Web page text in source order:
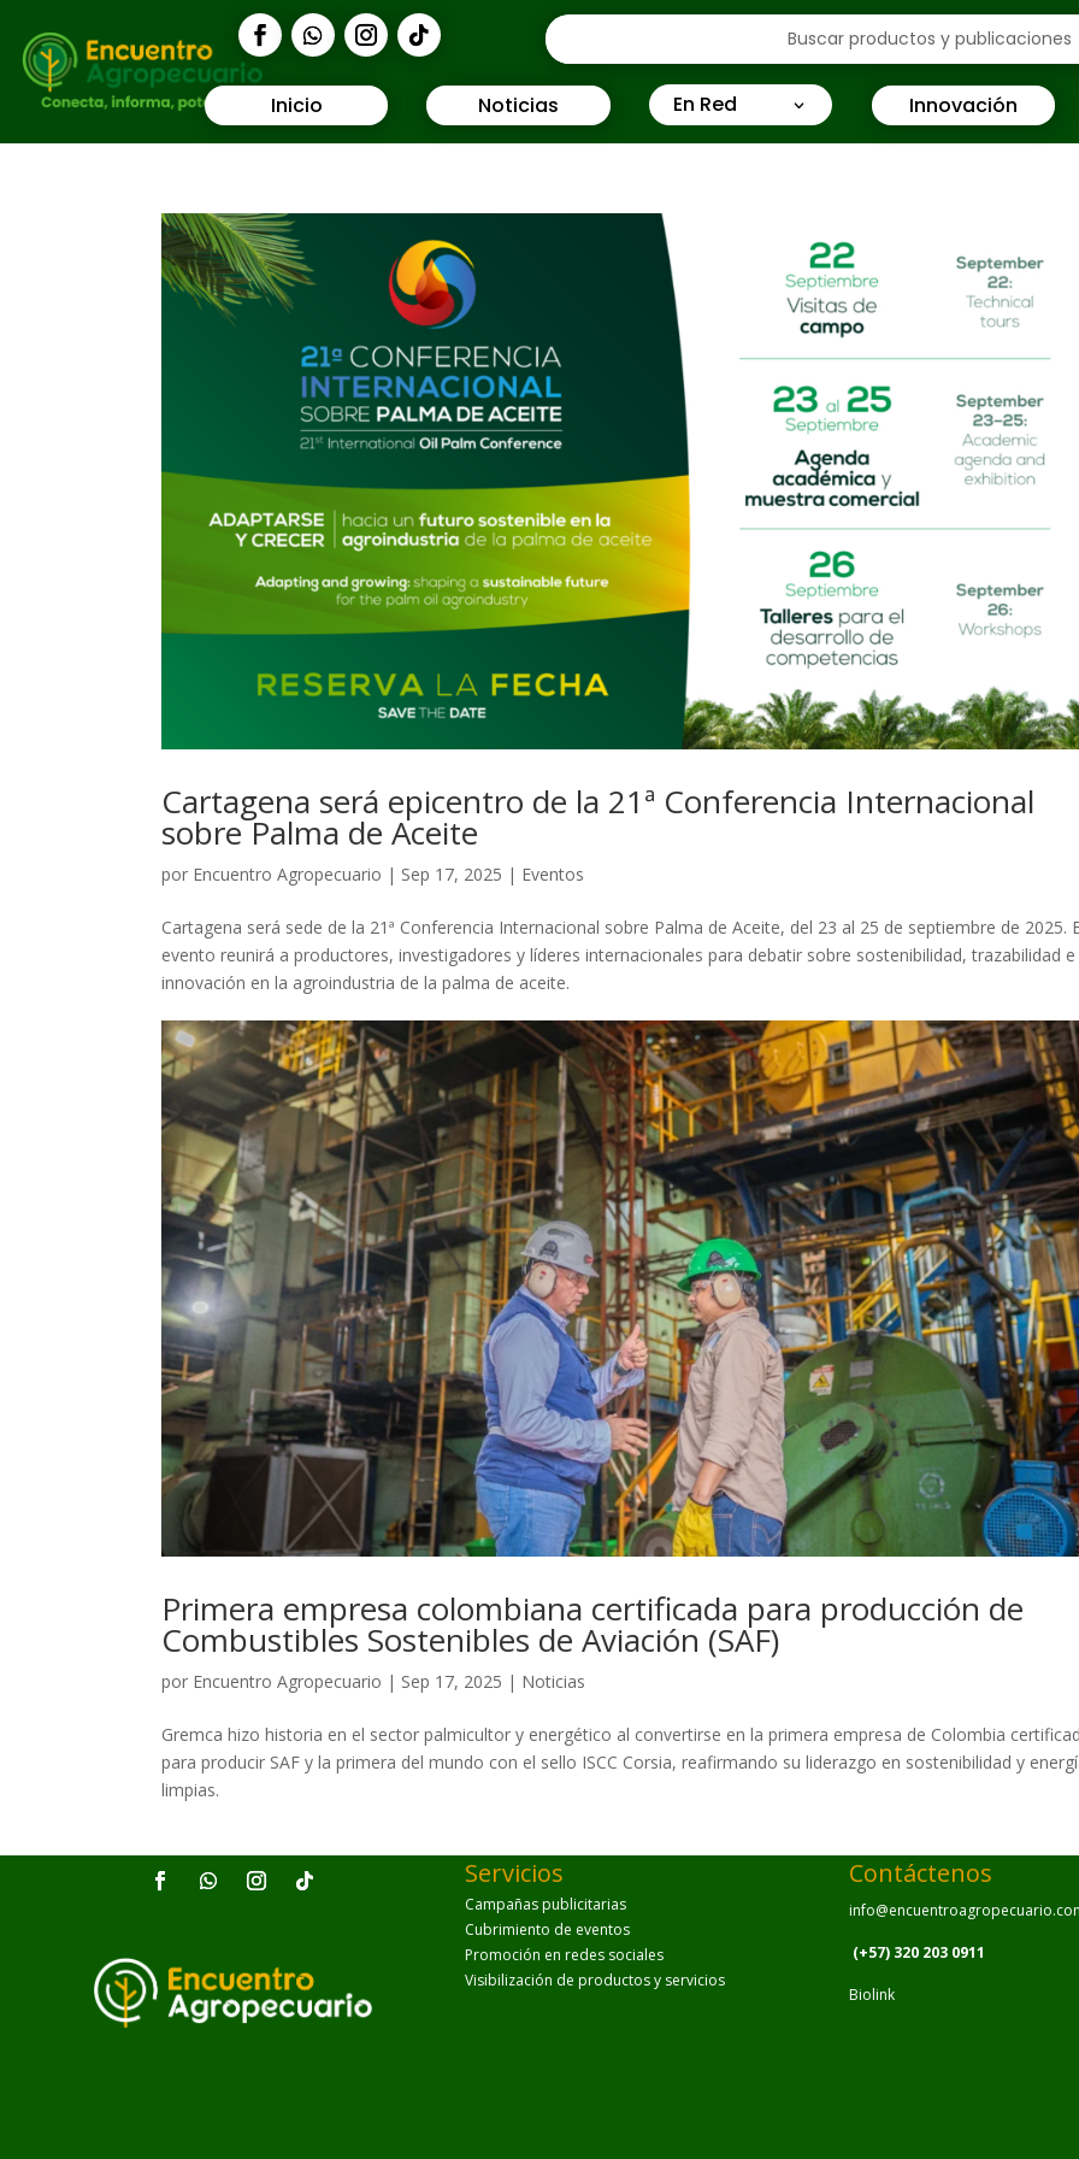
Inicio Noticias En Red Innovación
Cartagena será epicentro de la 21ª Conferencia Internacional
sobre Palma de Aceite
por Encuentro Agropecuario | Sep 17, 2025 | Eventos
Cartagena será sede de la 21ª Conferencia Internacional sobre Palma de Aceite, del 23 al 25 de septiembre de 2025.
evento reunirá a productores, investigadores y líderes internacionales para debatir sobre sostenibilidad, trazabilidad e
innovación en la agroindustria de la palma de aceite.
Primera empresa colombiana certificada para producción de
Combustibles Sostenibles de Aviación (SAF)
por Encuentro Agropecuario | Sep 17, 2025 | Noticias
Gremca hizo historia en el sector palmicultor y energético al convertirse en la primera empresa de Colombia
para producir SAF y la primera del mundo con el sello ISCC Corsia, reafirmando su liderazgo en sostenibilidad y
limpias.
Servicios
Campañas publicitarias
Cubrimiento de eventos
Promoción en redes sociales
Visibilización de productos y servicios
Contáctenos
(+57) 320 203 0911
Biolink